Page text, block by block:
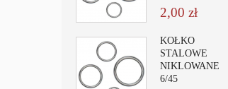
2,00 zł
KÓŁKO
STALOWE
NIKLOWANE
6/45